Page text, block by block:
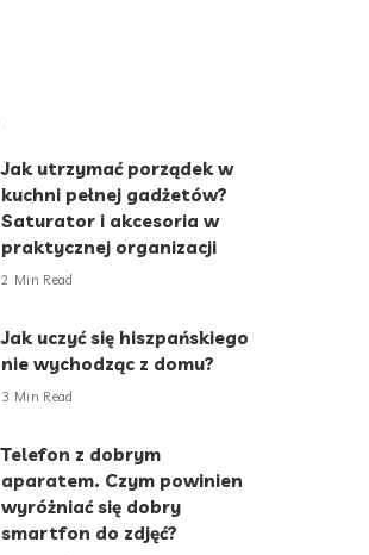
Jak utrzymać porządek w
kuchni pełnej gadżetów?
Saturator i akcesoria w
praktycznej organizacji
2 Min Read
Jak uczyć się hiszpańskiego
nie wychodząc z domu?
3 Min Read
Telefon z dobrym
aparatem. Czym powinien
wyróżniać się dobry
smartfon do zdjęć?